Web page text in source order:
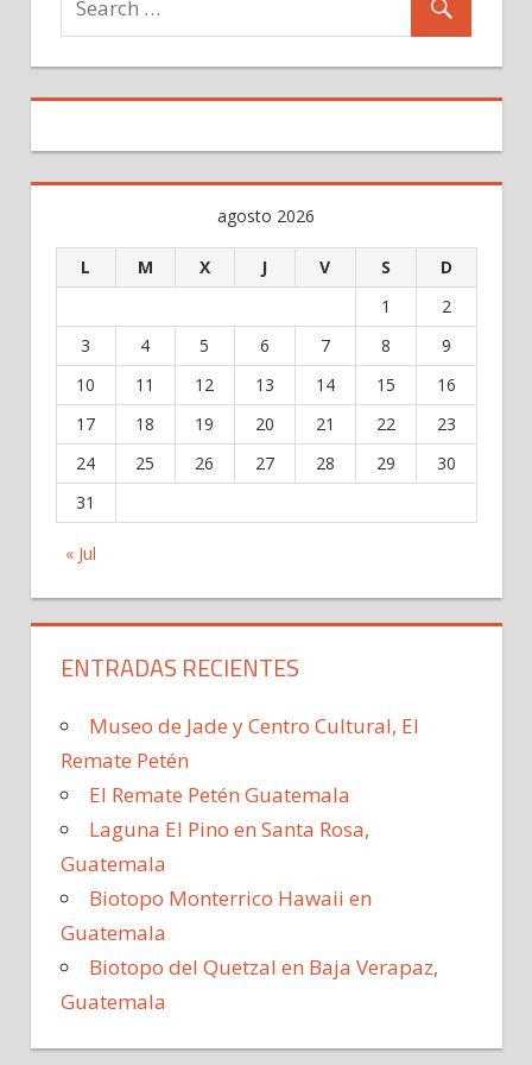
agosto 2026
L M X J V S D
« Jul
1
2
3
4 5 6 7 8
9
10
11 12 13 14 15
16
17
18 19 20 21 22
23
24
25 26 27 28 29
30
31
ENTRADAS RECIENTES
Museo de Jade y Centro Cultural, El
Remate Petén
El Remate Petén Guatemala
Laguna El Pino en Santa Rosa,
Guatemala
Biotopo Monterrico Hawaii en
Guatemala
Biotopo del Quetzal en Baja Verapaz,
Guatemala